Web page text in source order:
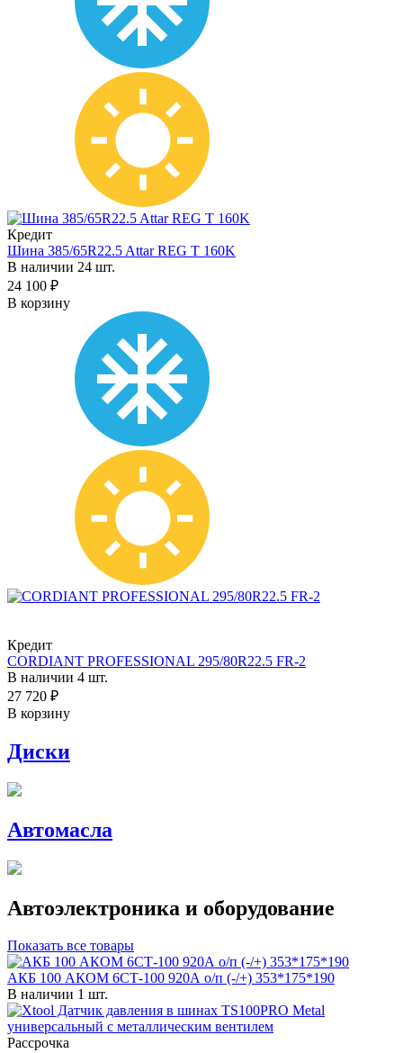
Кредит
Шина 385/65R22.5 Attar REG T 160K
В наличии 24 шт.
24 100 ₽
В корзину
Кредит
CORDIANT PROFESSIONAL 295/80R22.5 FR-2
В наличии 4 шт.
27 720 ₽
В корзину
Диски
Автомасла
Автоэлектроника и оборудование
Показать все товары
АКБ 100 АКОМ 6СТ-100 920А о/п (-/+) 353*175*190
В наличии 1 шт.
Рассрочка